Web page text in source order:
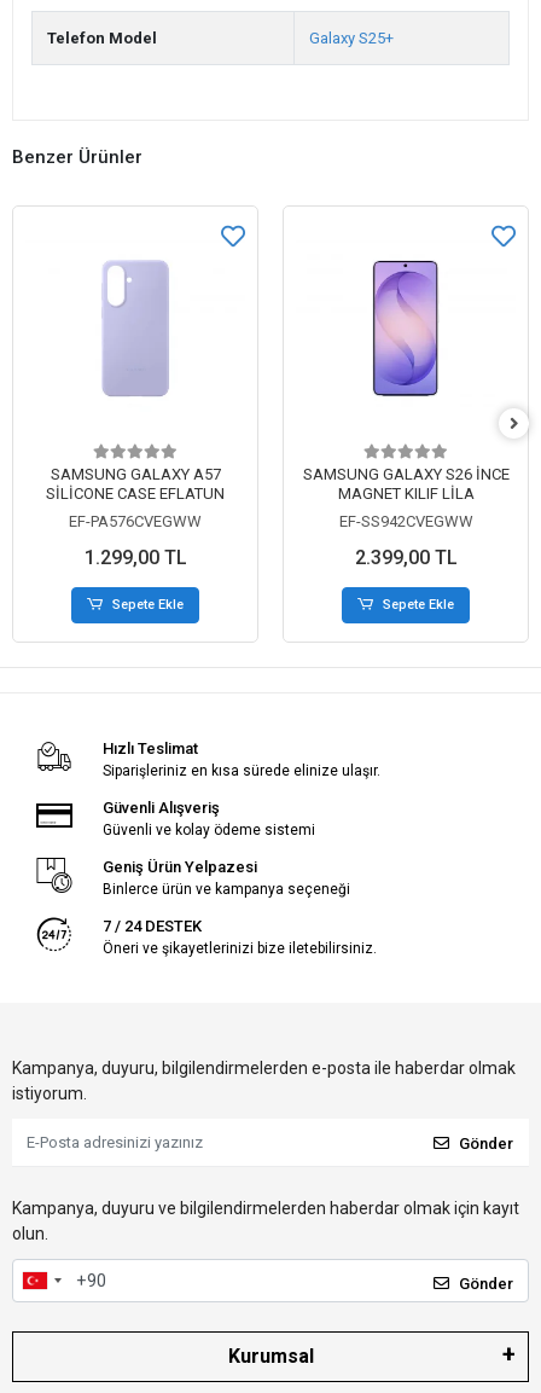
Telefon Model Galaxy S25+
Benzer Ürünler
SAMSUNG GALAXY A57
SİLİCONE CASE EFLATUN
EF-PA576CVEGWW
1.299,00 TL
Sepete Ekle
SAMSUNG GALAXY S26 İNCE
MAGNET KILIF LİLA
EF-SS942CVEGWW
2.399,00 TL
Sepete Ekle
Hızlı Teslimat
Siparişleriniz en kısa sürede elinize ulaşır.
Güvenli Alışveriş
Güvenli ve kolay ödeme sistemi
Geniş Ürün Yelpazesi
Binlerce ürün ve kampanya seçeneği
7 / 24 DESTEK
Öneri ve şikayetlerinizi bize iletebilirsiniz.
Kampanya, duyuru, bilgilendirmelerden e-posta ile haberdar olmak
istiyorum.
Gönder
Kampanya, duyuru ve bilgilendirmelerden haberdar olmak için kayıt
olun.
Gönder
Kurumsal